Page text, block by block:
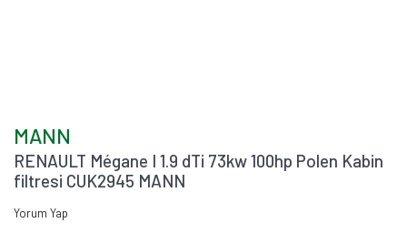
MANN
RENAULT Mégane I 1.9 dTi 73kw 100hp Polen Kabin
filtresi CUK2945 MANN
Yorum Yap